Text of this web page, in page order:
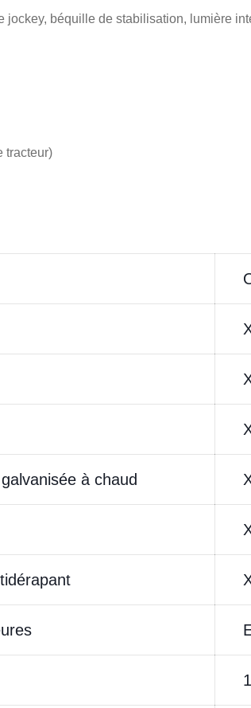
jockey, béquille de stabilisation, lumière
tracteur)
à chaud
1